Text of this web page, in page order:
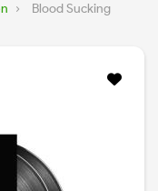
›
Blood Sucking